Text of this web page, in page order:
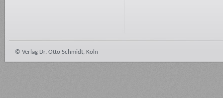
© Verlag Dr. Otto Schmidt, Köln